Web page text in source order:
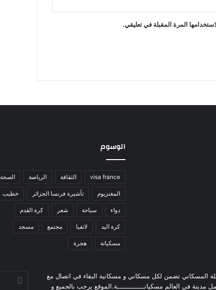
المرة المقبلة في تعليقي.
الوسوم
visa france الثقافة الرياضة الصحة
المغنزيوم تأشيرة فرنسا الجزائر خطيب
دواء سياحة شعر كرة القدم
كرة اليد لاتفيا مجتمع مسجد
مسكيانة هجرة
المسكاني تضمن لكل مسكاني و مسكانية البقاء في اتصال مع
مدينة في العالم مسكيانــــــــــــــة.الموقع يرحب بالجميع و
بريدك